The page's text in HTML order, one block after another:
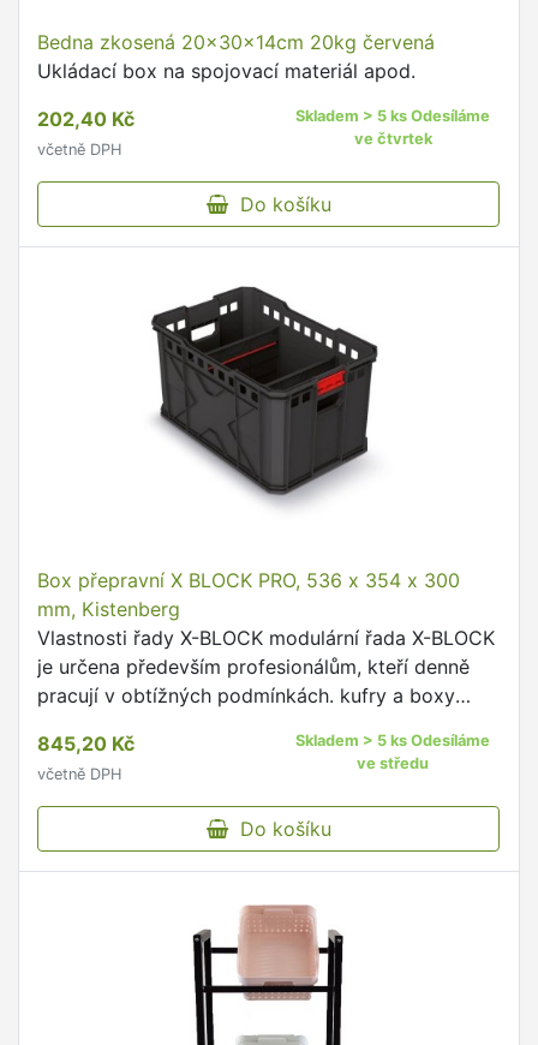
Bedna zkosená 20x30x14cm 20kg červená
Ukládací box na spojovací materiál apod.
202,40 Kč
včetně DPH
Skladem > 5 ks Odesíláme
ve čtvrtek
Do košíku
Box přepravní X BLOCK PRO, 536 x 354 x 300
mm, Kistenberg
Vlastnosti řady X-BLOCK modulární řada X-BLOCK
je určena především profesionálům, kteří denně
pracují v obtížných podmínkách. kufry a boxy
připojovat pomocí …
845,20 Kč
včetně DPH
Skladem > 5 ks Odesíláme
ve středu
Do košíku